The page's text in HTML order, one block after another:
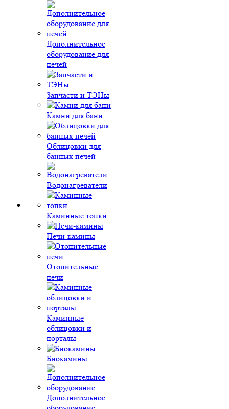
Дополнительное
оборудование для
печей
Запчасти и ТЭНы
Камни для бани
Облицовки для
банных печей
Водонагреватели
Каминные топки
Печи-камины
Отопительные
печи
Каминные
облицовки и
порталы
Биокамины
Дополнительное